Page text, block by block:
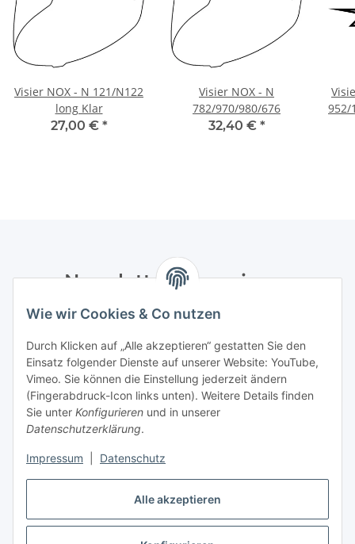
Alle akzeptieren
Wie wir Cookies & Co nutzen
Durch Klicken auf „Alle akzeptieren“ gestatten Sie den
Einsatz folgender Dienste auf unserer Website: YouTube,
Vimeo. Sie können die Einstellung jederzeit ändern
(Fingerabdruck-Icon links unten). Weitere Details finden
Sie unter Konfigurieren und in unserer
Datenschutzerklärung.
Impressum Datenschutz
Visier NOX - N 121/N122
long Klar
27,00 € *
Visier NOX - N
782/970/980/676
32,40 € *
952/
Newsletter Abonnieren
Bitte senden Sie mir entsprechend Ihrer
Informationen zu Ihrem Produktsortiment per E-Mail zu.
Abonnieren
Newsletter Abonnieren
Gesetzliche Informationen